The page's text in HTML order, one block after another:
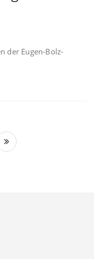
der Eugen-Bolz-